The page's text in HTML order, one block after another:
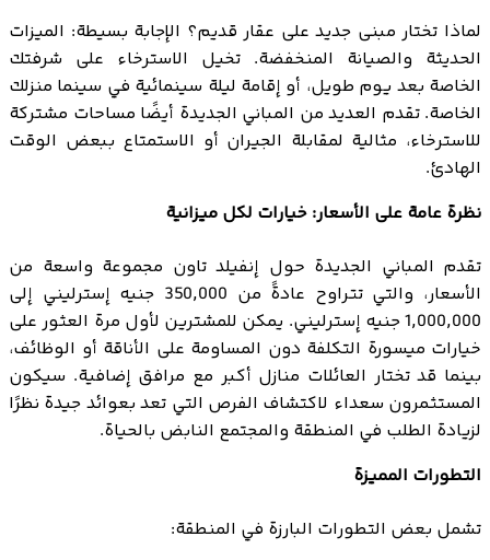
لماذا تختار مبنى جديد على عقار قديم؟ الإجابة بسيطة: الميزات
الحديثة والصيانة المنخفضة. تخيل الاسترخاء على شرفتك
الخاصة بعد يوم طويل، أو إقامة ليلة سينمائية في سينما منزلك
الخاصة. تقدم العديد من المباني الجديدة أيضًا مساحات مشتركة
للاسترخاء، مثالية لمقابلة الجيران أو الاستمتاع ببعض الوقت
الهادئ.
نظرة عامة على الأسعار: خيارات لكل ميزانية
تقدم المباني الجديدة حول إنفيلد تاون مجموعة واسعة من
الأسعار، والتي تتراوح عادةً من 350,000 جنيه إسترليني إلى
1,000,000 جنيه إسترليني. يمكن للمشترين لأول مرة العثور على
خيارات ميسورة التكلفة دون المساومة على الأناقة أو الوظائف،
بينما قد تختار العائلات منازل أكبر مع مرافق إضافية. سيكون
المستثمرون سعداء لاكتشاف الفرص التي تعد بعوائد جيدة نظرًا
لزيادة الطلب في المنطقة والمجتمع النابض بالحياة.
التطورات المميزة
تشمل بعض التطورات البارزة في المنطقة: